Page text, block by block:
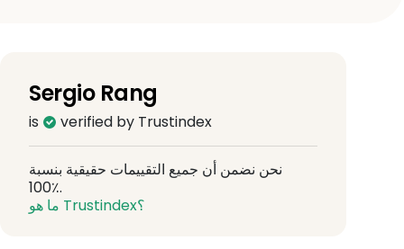
Sergio Rang
is verified by Trustindex
نحن نضمن أن جميع التقييمات حقيقية بنسبة
100٪.
ما هو Trustindex؟